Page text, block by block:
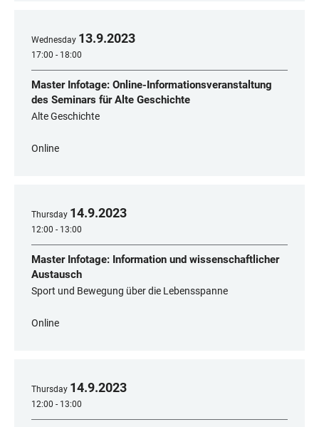
Wednesday 13.9.2023
17:00 - 18:00
Master Infotage: Online-Informationsveranstaltung
des Seminars für Alte Geschichte
Alte Geschichte
Online
Thursday 14.9.2023
12:00 - 13:00
Master Infotage: Information und wissenschaftlicher
Austausch
Sport und Bewegung über die Lebensspanne
Online
Thursday 14.9.2023
12:00 - 13:00